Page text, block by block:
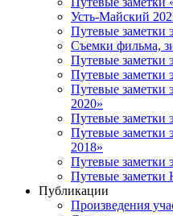
Усть-Майский
Путевые заметки
Съемки фильма,
Путевые заметки
Путевые заметки
Путевые заметки
2020»
Путевые заметки
Путевые заметки
2018»
Путевые заметки
Путевые заметки
Публикации
Произведения